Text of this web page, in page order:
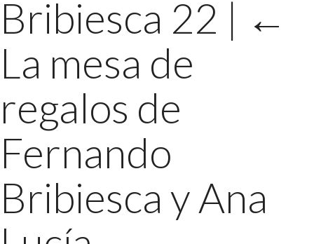
Bribiesca 22 | ←
La mesa de
regalos de
Fernando
Bribiesca y Ana